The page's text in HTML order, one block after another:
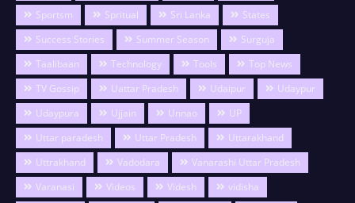
Sportsm
Spritual Sri Lanka
States
Success Stories
Summer Season
Surguja
Taalibaan
Technology Tools
Top News
TV Gossip
Uattar Pradesh Udaipur
Udaypur
Udaypura
Ujjain Unnao
UP
Uttar paradesh
Uttar Pradesh
Uttarakhand
Uttrakhand
Vadodara
Vanarashi Uttar Pradesh
Varanasi
Videos Videsh
vidisha